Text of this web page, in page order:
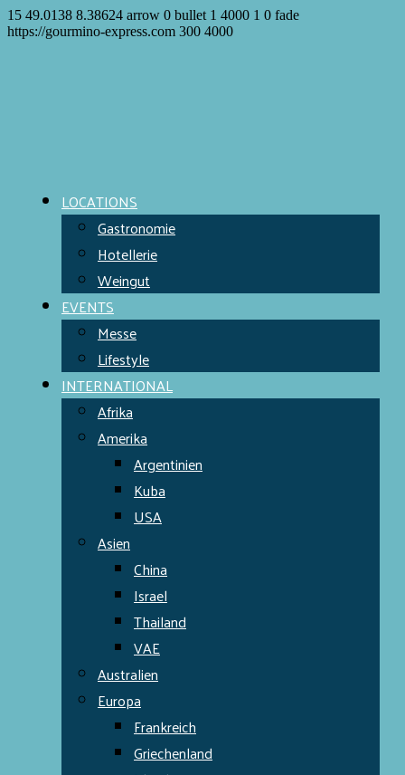
15 49.0138 8.38624 arrow 0 bullet 1 4000 1 0 fade
https://gourmino-express.com 300 4000
LOCATIONS
Gastronomie
Hotellerie
Weingut
EVENTS
Messe
Lifestyle
INTERNATIONAL
Afrika
Amerika
Argentinien
Kuba
USA
Asien
China
Israel
Thailand
VAE
Australien
Europa
Frankreich
Griechenland